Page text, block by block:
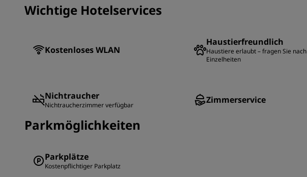
Wichtige Hotelservices
Kostenloses WLAN
Haustierfreundlich
Haustiere erlaubt – fragen Sie nach
Einzelheiten
Nichtraucher
Nichtraucherzimmer verfügbar Zimmerservice
Parkmöglichkeiten
Parkplätze
Kostenpflichtiger Parkplatz